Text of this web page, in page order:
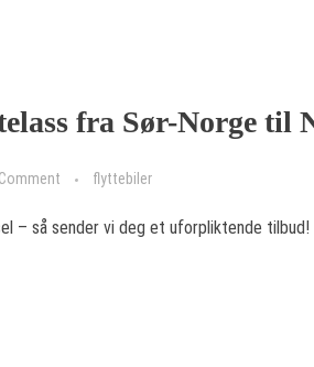
fra Sør-Norge til
flyttebiler
– så sender vi deg et uforpliktende tilbud!